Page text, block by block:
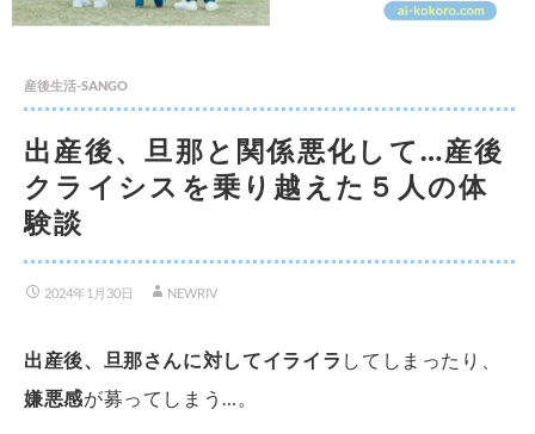
産後生活-SANGO
出産後、旦那と関係悪化して…産後
クライシスを乗り越えた５人の体
験談
2024年1月30日 NEWRIV
出産後、旦那さんに対してイライラ してしまったり、
嫌悪感が募ってしまう…。